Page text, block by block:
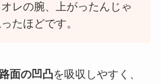
レの腕、上がったんじゃ
たほどです。
路面の凹凸を吸収しやすく、